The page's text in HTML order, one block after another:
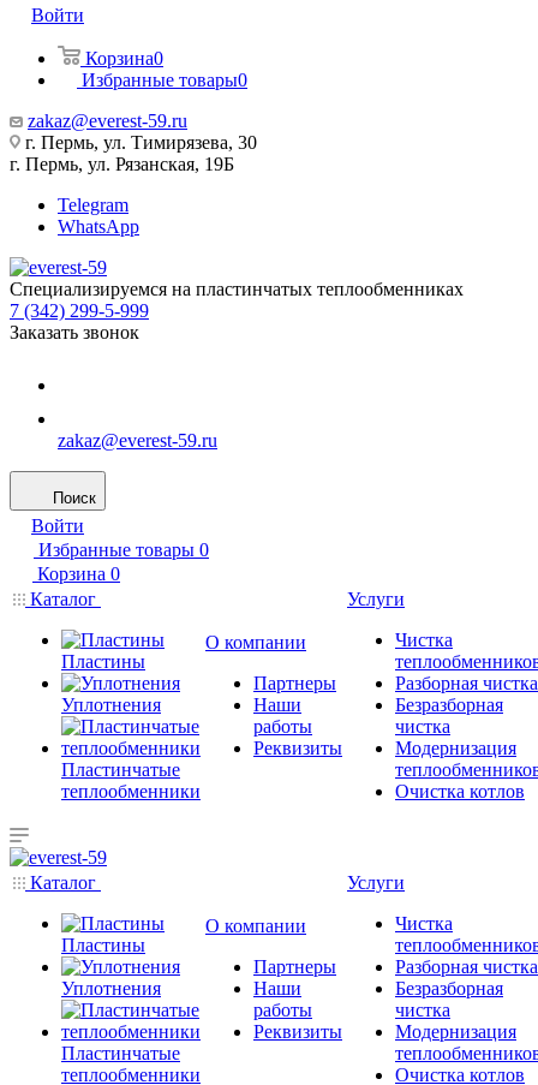
Войти
Корзина0
Избранные товары0
zakaz@everest-59.ru
г. Пермь, ул. Тимирязева, 30
г. Пермь, ул. Рязанская, 19Б
Telegram
WhatsApp
Специализируемся на пластинчатых теплообменниках
7 (342) 299-5-999
Заказать звонок
zakaz@everest-59.ru
Поиск
Войти
Избранные товары 0
Корзина 0
Каталог
Пластины
Уплотнения
Пластинчатые
теплообменники
О компании
Партнеры
Наши
работы
Реквизиты
Услуги
Чистка
Разборная чистка
Безразборная
чистка
Модернизация
Очистка котлов
Каталог
Пластины
Уплотнения
Пластинчатые
теплообменники
О компании
Партнеры
Наши
работы
Реквизиты
Услуги
Чистка
Разборная чистка
Безразборная
чистка
Модернизация
Очистка котлов